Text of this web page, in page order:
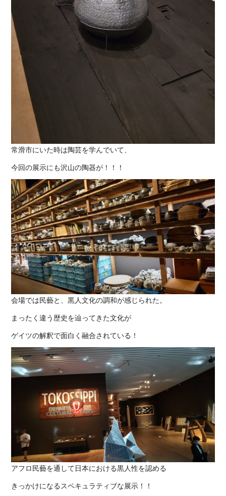
常滑市にいた時は陶芸を学んでいて、
今回の展示にも沢山の陶器が！！！
会場では民藝と、黒人文化の調和が感じられた。
まったく違う歴史を辿ってきた文化が
ゲイツの解釈で面白く融合されている！
アフロ民藝を通して日本における黒人性を認める
きっかけになるスペキュラティブな展示！！